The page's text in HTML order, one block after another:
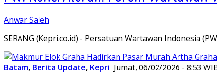
Anwar Saleh
SERANG (Kepri.co.id) - Persatuan Wartawan Indonesia
Batam, Berita Update, Kepri Jumat, 06/02/2026 - 8:53